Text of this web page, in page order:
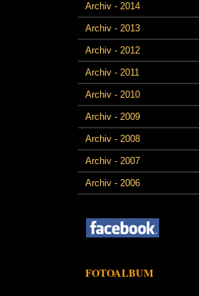
Archiv - 2014
Archiv - 2013
Archiv - 2012
Archiv - 2011
Archiv - 2010
Archiv - 2009
Archiv - 2008
Archiv - 2007
Archiv - 2006
FOTOALBUM